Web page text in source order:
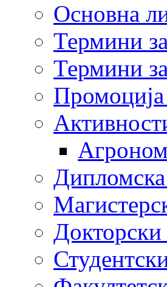
Основна
Термини
Термини
Промоција
Дипломска